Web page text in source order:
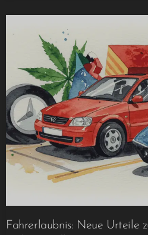
Fahrerlaubnis: Neue Urteile